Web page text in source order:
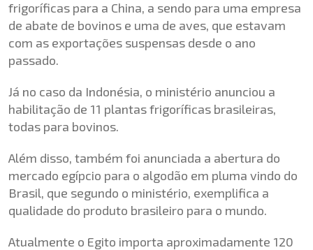
frigoríficas para a China, a sendo para uma empresa
de abate de bovinos e uma de aves, que estavam
com as exportações suspensas desde o ano
passado.
Já no caso da Indonésia, o ministério anunciou a
habilitação de 11 plantas frigoríficas brasileiras,
todas para bovinos.
Além disso, também foi anunciada a abertura do
mercado egípcio para o algodão em pluma vindo do
Brasil, que segundo o ministério, exemplifica a
qualidade do produto brasileiro para o mundo.
Atualmente o Egito importa aproximadamente 120